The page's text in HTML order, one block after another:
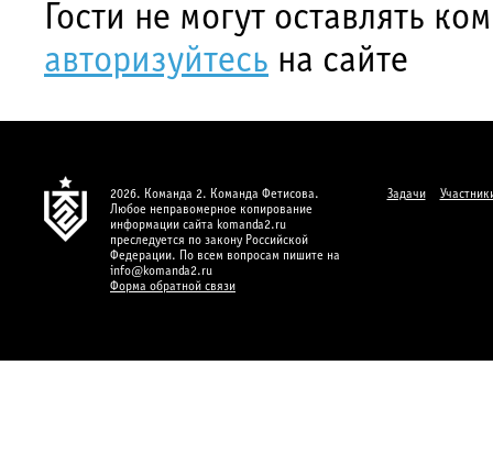
Гости не могут оставлять
авторизуйтесь на сайте
2026. Команда 2. Команда Фетисова.
Любое неправомерное копирование
информации сайта komanda2.ru
преследуется по закону Российской
Федерации. По всем вопросам пишите на
info@komanda2.ru
Форма обратной связи
Задачи